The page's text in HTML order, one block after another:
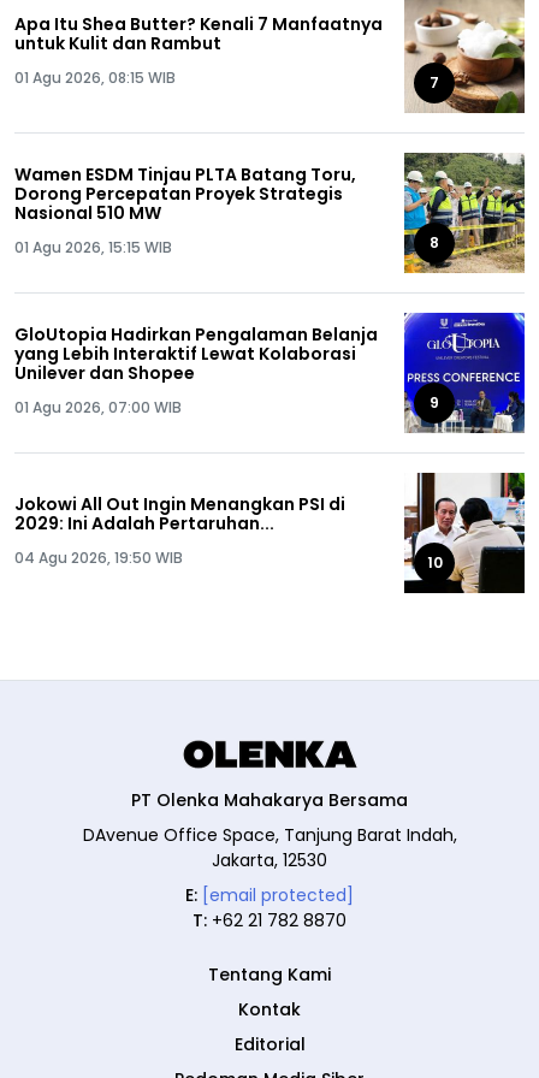
Apa Itu Shea Butter? Kenali 7 Manfaatnya
untuk Kulit dan Rambut
01 Agu 2026, 08:15 WIB 7
Wamen ESDM Tinjau PLTA Batang Toru,
Dorong Percepatan Proyek Strategis
Nasional 510 MW
01 Agu 2026, 15:15 WIB 8
GloUtopia Hadirkan Pengalaman Belanja
yang Lebih Interaktif Lewat Kolaborasi
Unilever dan Shopee
01 Agu 2026, 07:00 WIB 9
Jokowi All Out Ingin Menangkan PSI di
2029: Ini Adalah Pertaruhan...
04 Agu 2026, 19:50 WIB 10
PT Olenka Mahakarya Bersama
DAvenue Office Space, Tanjung Barat Indah,
Jakarta, 12530
E: [email protected]
T: +62 21 782 8870
Tentang Kami
Kontak
Editorial